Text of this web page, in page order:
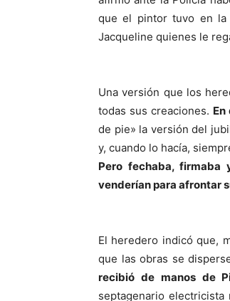
que el pintor tuvo en la
Jacqueline quienes le
Una versión que los
todas sus creaciones.
de pie» la versión del
y, cuando lo hacía,
Pero fechaba, firmaba
venderían para afrontar
El heredero indicó que,
que las obras se
recibió de manos de
septagenario